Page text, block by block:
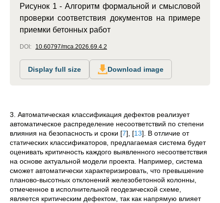
Рисунок 1 - Алгоритм формальной и смысловой
проверки соответствия документов на примере
приемки бетонных работ
DOI: 10.60797/mca.2026.69.4.2
Display full size Download image
3. Автоматическая классификация дефектов реализует
автоматическое распределение несоответствий по степени
влияния на безопасность и сроки [7] [13] . В отличие от
статических классификаторов, предлагаемая система будет
оценивать критичность каждого выявленного несоответствия
на основе актуальной модели проекта. Например, система
сможет автоматически характеризировать, что превышение
планово-высотных отклонений железобетонной колонны,
отмеченное в исполнительной геодезической схеме,
является критическим дефектом, так как напрямую влияет